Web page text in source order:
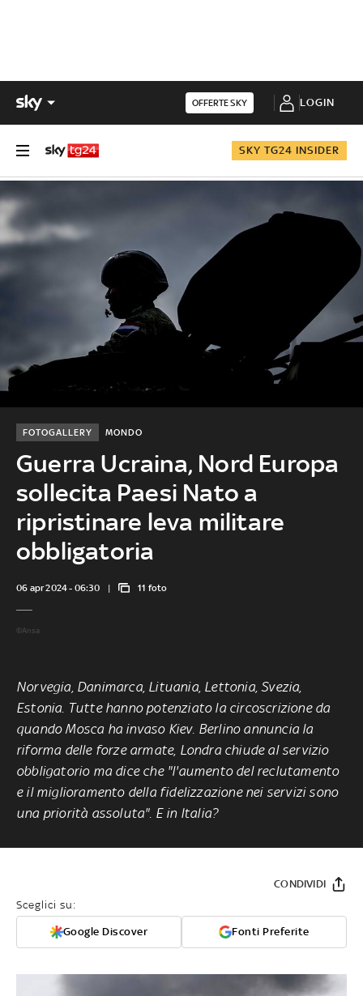
OFFERTE SKY LOGIN
SKY TG24 INSIDER
Guerra Ucraina, Nord Europa
sollecita Paesi Nato a
ripristinare leva militare
obbligatoria
MONDO
FOTOGALLERY
06 apr 2024 - 06:30 11 foto
©Ansa
Norvegia, Danimarca, Lituania, Lettonia, Svezia,
Estonia. Tutte hanno potenziato la circoscrizione da
quando Mosca ha invaso Kiev. Berlino annuncia la
riforma delle forze armate, Londra chiude al servizio
obbligatorio ma dice che "l'aumento del reclutamento
e il miglioramento della fidelizzazione nei servizi sono
una priorità assoluta". E in Italia?
Sceglici su:
Google Discover Fonti Preferite
CONDIVIDI